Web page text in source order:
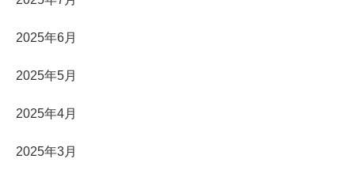
2025年6月
2025年5月
2025年4月
2025年3月